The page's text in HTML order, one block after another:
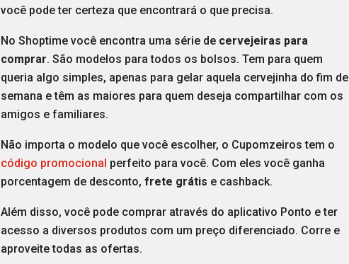
você pode ter certeza que encontrará o que precisa.
No Shoptime você encontra uma série de cervejeiras para
comprar. São modelos para todos os bolsos. Tem para quem
queria algo simples, apenas para gelar aquela cervejinha do fim de
semana e têm as maiores para quem deseja compartilhar com os
amigos e familiares.
Não importa o modelo que você escolher, o Cupomzeiros tem o
código promocional perfeito para você. Com eles você ganha
porcentagem de desconto, frete grátis e cashback.
Além disso, você pode comprar através do aplicativo Ponto e ter
acesso a diversos produtos com um preço diferenciado. Corre e
aproveite todas as ofertas.